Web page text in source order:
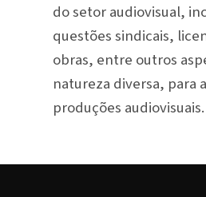
do setor audiovisual,
questões sindicais,
obras, entre outros
natureza diversa, para
produções audiovisuais.